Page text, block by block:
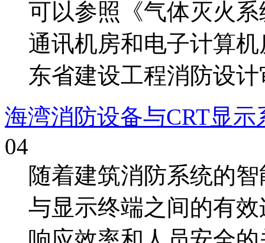
可以参照《气体灭火系
通讯机房和电子计算
东省建设工程消防设计
海湾消防设备与CRT显
04
随着建筑消防系统的
与显示终端之间的有